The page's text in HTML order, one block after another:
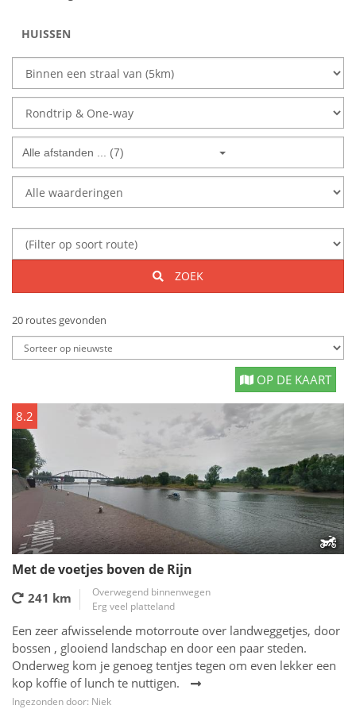
Alle afstanden ... (7)
ZOEK
20 routes gevonden
OP DE KAART
8.2
Met de voetjes boven de Rijn
241 km
Overwegend binnenwegen
Erg veel platteland
Een zeer afwisselende motorroute over landweggetjes, door
bossen , glooiend landschap en door een paar steden.
Onderweg kom je genoeg tentjes tegen om even lekker een
kop koffie of lunch te nuttigen.
Ingezonden door: Niek